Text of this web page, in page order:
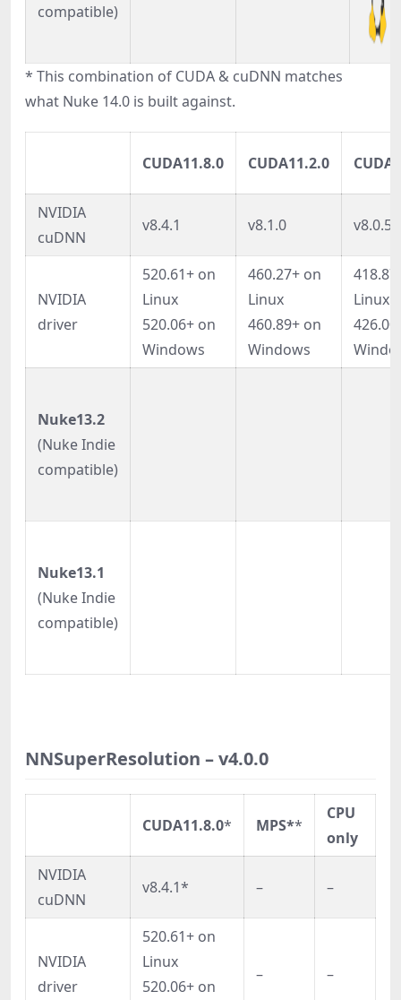
compatible)
* This combination of CUDA & cuDNN matches
what Nuke 14.0 is built against.
CUDA11.8.0 CUDA11.2.0
NVIDIA
cuDNN
v8.4.1 v8.1.0 v8.0.5*
NVIDIA
driver
520.61+ on
Linux
520.06+ on
Windows
460.27+ on
Linux
460.89+ on
Windows
Linux
Nuke13.2
(Nuke Indie
compatible)
Nuke13.1
(Nuke Indie
compatible)
NNSuperResolution – v4.0.0
CUDA11.8.0* MPS**
CPU
only
NVIDIA
cuDNN
v8.4.1* – –
NVIDIA
driver
520.61+ on
Linux
520.06+ on
– –